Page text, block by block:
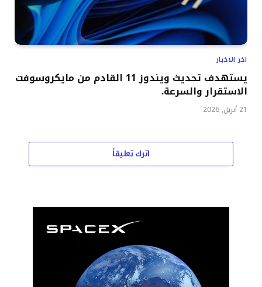
اخر الاخبار
يستهدف تحديث ويندوز 11 القادم من مايكروسوفت
الاستقرار والسرعة.
21 أبريل, 2026
اترك تعليقاً